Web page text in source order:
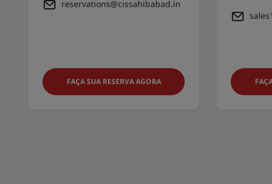
reservations@cissahibabad.in
FAÇA SUA RESERVA AGORA